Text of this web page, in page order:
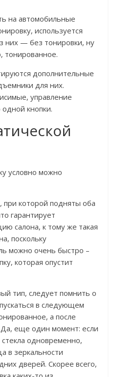
на автомобильные
используется
них — без тонировки, ну
тонированное.
дополнительные
для них.
управление
кнопки.
условно можно
которой подняты оба
гарантирует
салона, к тому же такая
поскольку
можно очень быстро –
которая опустит
тип, следует помнить о
в следующем
а после
Да, еще один момент: если
одновременно,
в зеркальности
дверей. Скорее всего,